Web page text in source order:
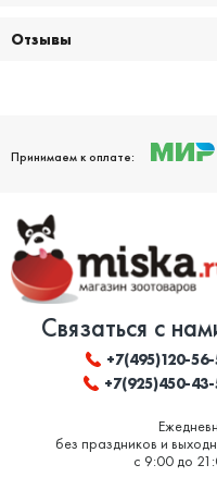
Отзывы
Принимаем к оплате:
Связаться с
+7(495)120-
+7(925)450-
без праздников и
с 9:00 до